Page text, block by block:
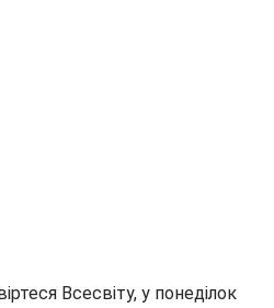
Всесвіту, у понеділок